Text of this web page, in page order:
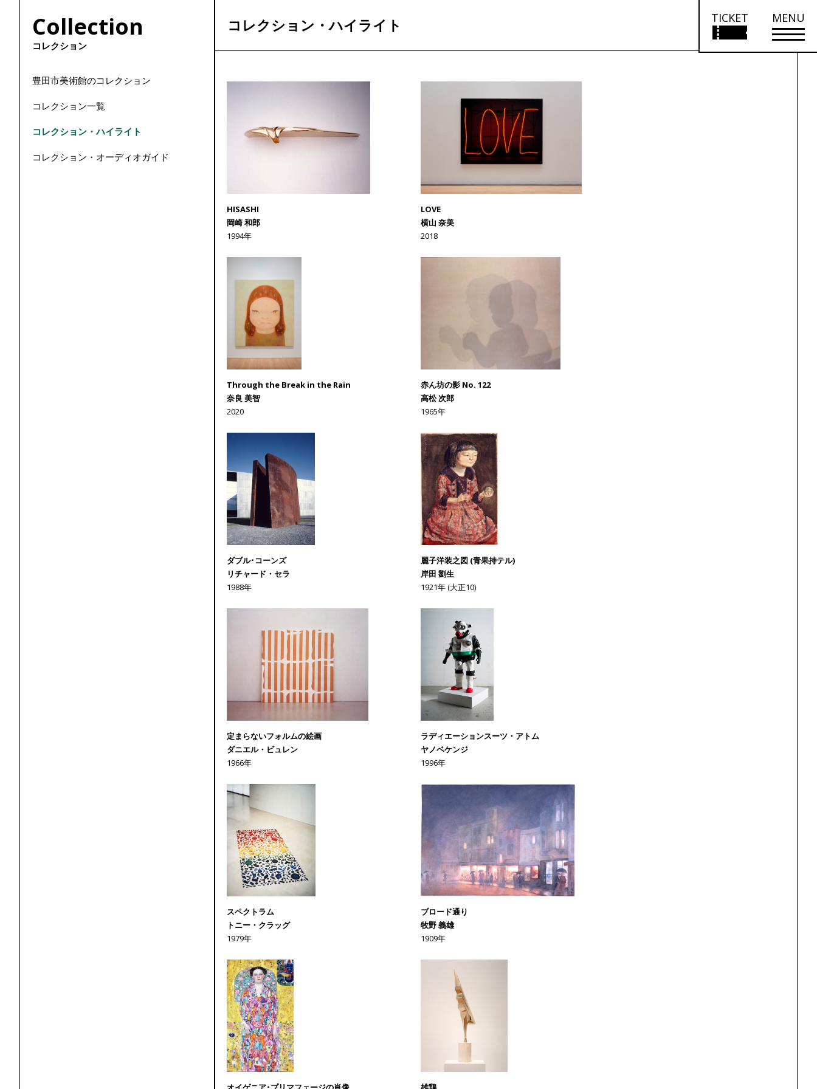
TICKET MENU
Collection
コレクション
豊田市美術館のコレクション
コレクション一覧
コレクション・ハイライト
コレクション・オーディオガイド
コレクション・ハイライト
HISASHI
岡崎 和郎
1994年
LOVE
横山 奈美
2018
Through the Break in the Rain
奈良 美智
2020
赤ん坊の影 No. 122
高松 次郎
1965年
ダブル･コーンズ
リチャード・セラ
1988年
麗子洋装之図 (青果持テル)
岸田 劉生
1921年 (大正10)
定まらないフォルムの絵画
ダニエル・ビュレン
1966年
ラディエーションスーツ・アトム
ヤノベケンジ
1996年
スペクトラム
トニー・クラッグ
1979年
ブロード通り
牧野 義雄
1909年